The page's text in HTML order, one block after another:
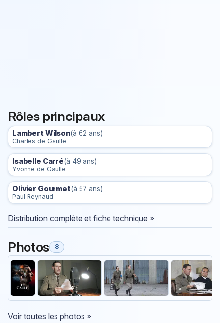
Rôles principaux
Lambert Wilson(à 62 ans)
Charles de Gaulle
Isabelle Carré(à 49 ans)
Yvonne de Gaulle
Olivier Gourmet(à 57 ans)
Paul Reynaud
Distribution complète et fiche technique »
Photos 8
Voir toutes les photos »